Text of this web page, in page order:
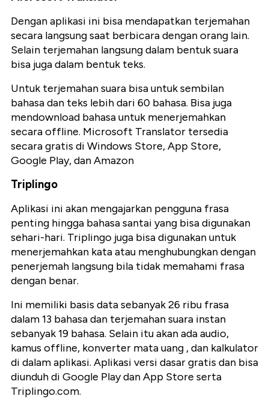
Dengan aplikasi ini bisa mendapatkan terjemahan
secara langsung saat berbicara dengan orang lain.
Selain terjemahan langsung dalam bentuk suara
bisa juga dalam bentuk teks.
Untuk terjemahan suara bisa untuk sembilan
bahasa dan teks lebih dari 60 bahasa. Bisa juga
mendownload bahasa untuk menerjemahkan
secara offline. Microsoft Translator tersedia
secara gratis di Windows Store, App Store,
Google Play, dan Amazon
Triplingo
Aplikasi ini akan mengajarkan pengguna frasa
penting hingga bahasa santai yang bisa digunakan
sehari-hari. Triplingo juga bisa digunakan untuk
menerjemahkan kata atau menghubungkan dengan
penerjemah langsung bila tidak memahami frasa
dengan benar.
Ini memiliki basis data sebanyak 26 ribu frasa
dalam 13 bahasa dan terjemahan suara instan
sebanyak 19 bahasa. Selain itu akan ada audio,
kamus offline, konverter mata uang , dan kalkulator
di dalam aplikasi. Aplikasi versi dasar gratis dan bisa
diunduh di Google Play dan App Store serta
Triplingo.com.